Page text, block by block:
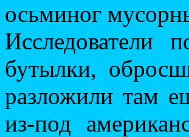
осьминог
Исследователи
бутылки,
разложили там
из-под